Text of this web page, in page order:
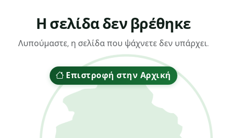
Η σελίδα δεν βρέθηκε
Λυπούμαστε, η σελίδα που ψάχνετε δεν υπάρχει.
Επιστροφή στην Αρχική